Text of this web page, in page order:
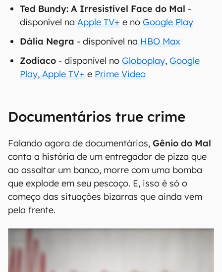
Ted Bundy: A Irresistível Face do Mal -
disponível na Apple TV+ e no Google Play
Dália Negra - disponível na HBO Max
Zodíaco - disponível no Globoplay, Google
Play, Apple TV+ e Prime Video
Documentários true crime
Falando agora de documentários, Gênio do Mal
conta a história de um entregador de pizza que
ao assaltar um banco, morre com uma bomba
que explode em seu pescoço. E, isso é só o
começo das situações bizarras que ainda vem
pela frente.